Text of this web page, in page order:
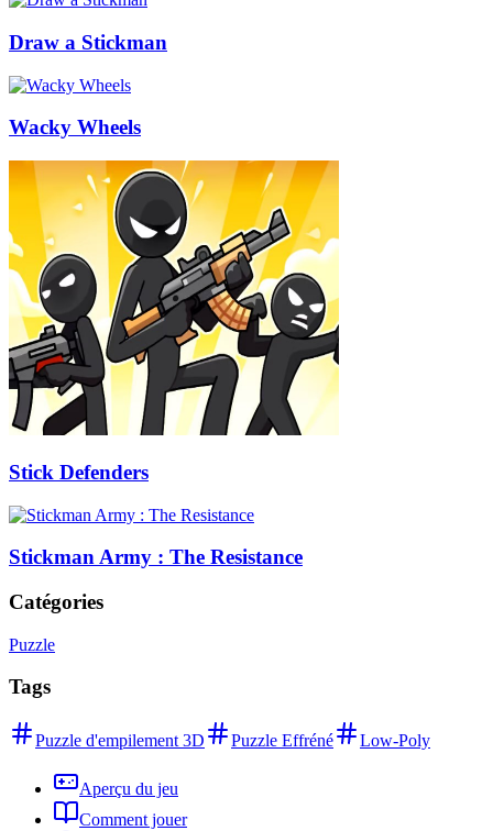
Draw a Stickman
Wacky Wheels
Stick Defenders
Stickman Army : The Resistance
Catégories
Puzzle
Tags
Puzzle d'empilement 3D Puzzle Effréné Low-Poly
Aperçu du jeu
Comment jouer